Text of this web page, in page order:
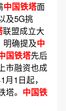
中国铁塔面
及5G挑
联盟成立大
明确提及中
国铁塔先后
市融资也成
1日起，
。 中国铁